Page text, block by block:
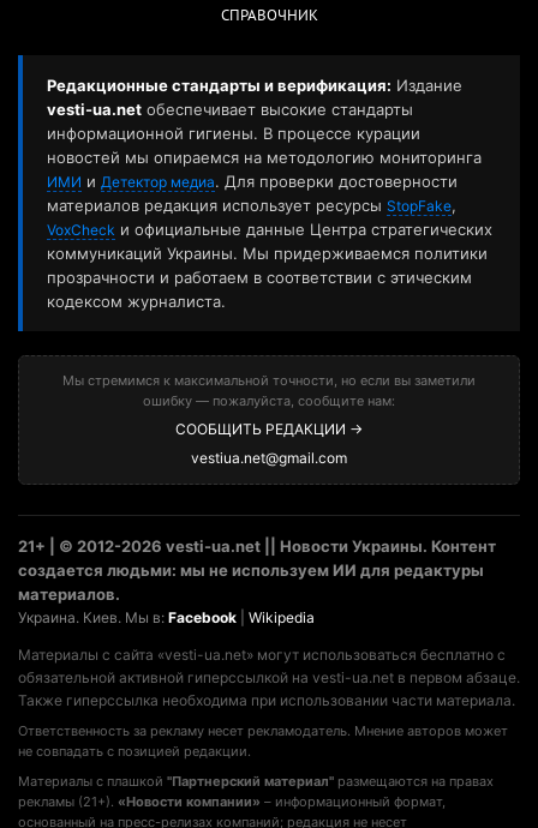
СПРАВОЧНИК
Редакционные стандарты и верификация: Издание
vesti-ua.net обеспечивает высокие стандарты
информационной гигиены. В процессе курации
новостей мы опираемся на методологию мониторинга
ИМИ и Детектор медиа. Для проверки достоверности
материалов редакция использует ресурсы StopFake,
VoxCheck и официальные данные Центра стратегических
коммуникаций Украины. Мы придерживаемся политики
прозрачности и работаем в соответствии с этическим
кодексом журналиста.
Мы стремимся к максимальной точности, но если вы заметили
ошибку — пожалуйста, сообщите нам:
СООБЩИТЬ РЕДАКЦИИ →
vestiua.net@gmail.com
21+ | © 2012-2026 vesti-ua.net || Новости Украины. Контент
создается людьми: мы не используем ИИ для редактуры
материалов.
Украина. Киев. Мы в: Facebook Wikipedia
Материалы с сайта «vesti-ua.net» могут использоваться бесплатно с
обязательной активной гиперссылкой на vesti-ua.net в первом абзаце.
Также гиперссылка необходима при использовании части материала.
Ответственность за рекламу несет рекламодатель. Мнение авторов может
не совпадать с позицией редакции.
Материалы с плашкой "Партнерский материал" размещаются на правах
рекламы (21+). «Новости компании» – информационный формат,
основанный на пресс-релизах компаний; редакция не несет